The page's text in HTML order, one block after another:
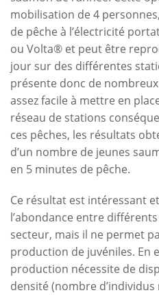
mobilisation de 4
de pêche à l’électricité
ou Volta® et peut être
jour sur des différentes
présente donc de
assez facile à mettre en
réseau de stations
ces pêches, les résultats
d’un nombre de jeunes
en 5 minutes de pêche.
Ce résultat est intéressant
l’abondance entre
secteur, mais il ne permet
production de juvéniles. En
production nécessite de
densité (nombre